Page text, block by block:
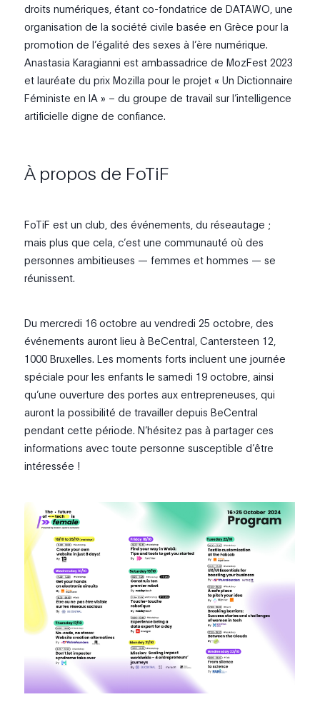
droits numériques, étant co-fondatrice de DATAWO, une
organisation de la société civile basée en Grèce pour la
promotion de l’égalité des sexes à l’ère numérique.
Anastasia Karagianni est ambassadrice de MozFest 2023
et lauréate du prix Mozilla pour le projet « Un Dictionnaire
Féministe en IA » – du groupe de travail sur l’intelligence
artificielle digne de confiance.
À propos de FoTiF
FoTiF est un club, des événements, du réseautage ;
mais plus que cela, c’est une communauté où des
personnes ambitieuses — femmes et hommes — se
réunissent.
Du mercredi 16 octobre au vendredi 25 octobre, des
événements auront lieu à BeCentral, Cantersteen 12,
1000 Bruxelles. Les moments forts incluent une journée
spéciale pour les enfants le samedi 19 octobre, ainsi
qu’une ouverture des portes aux entrepreneuses, qui
auront la possibilité de travailler depuis BeCentral
pendant cette période. N’hésitez pas à partager ces
informations avec toute personne susceptible d’être
intéressée !